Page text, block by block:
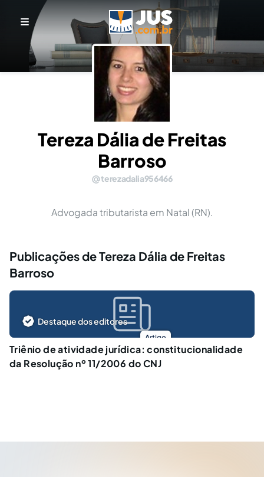
Tereza Dália de Freitas
Barroso
terezadalia956466
Advogada tributarista em Natal (RN).
Publicações de Tereza Dália de Freitas
Barroso
Artigo
Destaque dos editores
Triênio de atividade jurídica: constitucionalidade
da Resolução nº 11/2006 do CNJ